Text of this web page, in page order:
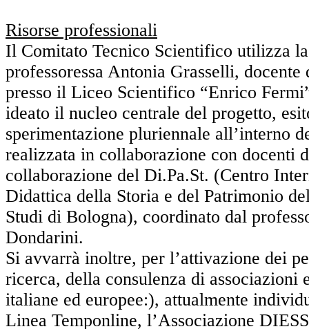
Risorse professionali
Il Comitato Tecnico Scientifico utilizza
professoressa Antonia Grasselli,
presso il Liceo Scientifico “Enrico
ideato il nucleo centrale del progetto,
sperimentazione pluriennale all’interno
realizzata in collaborazione con docenti
collaborazione del Di.Pa.St. (Centro
Didattica della Storia e del Patrimonio
Studi di Bologna), coordinato dal
Dondarini.
Si avvarrà inoltre, per l’attivazione dei
ricerca, della consulenza di
italiane ed europee:), attualmente
Linea Temponline, l’Associazione